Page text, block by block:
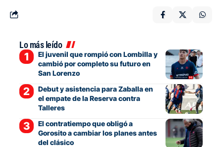
Lo más leído
El juvenil que rompió con Lombilla y
cambió por completo su futuro en
San Lorenzo
Debut y asistencia para Zaballa en
el empate de la Reserva contra
Talleres
El contratiempo que obligó a
Gorosito a cambiar los planes antes
del clásico